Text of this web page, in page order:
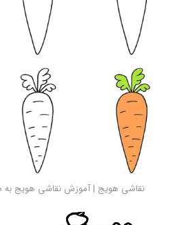
نقاشی هویج | آموزش نقاشی هویج